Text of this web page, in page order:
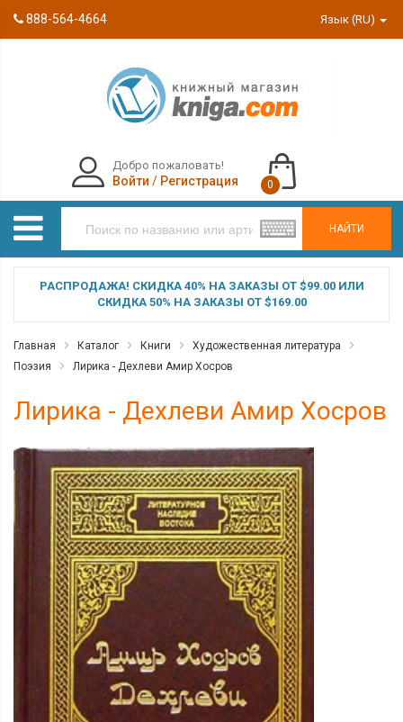
888-564-4664 Язык (RU)
НАЙТИ
Добро пожаловать!
Войти / Регистрация 0
РАСПРОДАЖА! СКИДКА 40% НА ЗАКАЗЫ ОТ $99.00 ИЛИ
СКИДКА 50% НА ЗАКАЗЫ ОТ $169.00
Главная Каталог Книги
Художественная литература
Поэзия
Лирика - Дехлеви Амир Хосров
Лирика - Дехлеви Амир Хосров